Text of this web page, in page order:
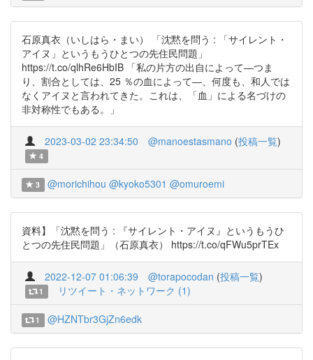
石原真衣（いしはら・まい） 「沈黙を問う : 「サイレント・
アイヌ」というもうひとつの先住民問題」
https://t.co/qlhRe6HbIB 「私の片方の出自によって―つま
り、割合としては、25 ％の血によって―、何度も、和人では
なくアイヌと言われてきた。これは、「血」による名づけの
非対称性でもある。」
2023-03-02 23:34:50 @manoestasmano (投稿一覧)
4
3 @morichihou @kyoko5301 @omuroemi
資料】「沈黙を問う : 『サイレント・アイヌ』というもうひ
とつの先住民問題」（石原真衣） https://t.co/qFWu5prTEx
2022-12-07 01:06:39 @torapocodan (投稿一覧)
1 リツイート・ネットワーク (1)
1 @HZNTbr3GjZn6edk